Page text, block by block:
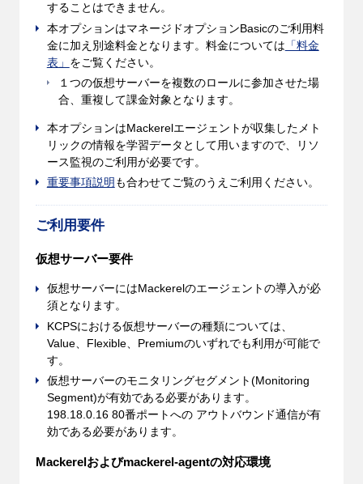
することはできません。
本オプションはマネージドオプションBasicのご利用料
金に加え別途料金となります。料金については 「料金
表」 をご覧ください。
１つの仮想サーバーを複数のロールに参加させた場
合、重複して課金対象となります。
本オプションはMackerelエージェントが収集したメト
リックの情報を学習データとして用いますので、リソ
ース監視のご利用が必要です。
重要事項説明 も合わせてご覧のうえご利用ください。
ご利用要件
仮想サーバー要件
仮想サーバーにはMackerelのエージェントの導入が必
須となります。
KCPSにおける仮想サーバーの種類については、
Value、Flexible、Premiumのいずれでも利用が可能で
す。
仮想サーバーのモニタリングセグメント(Monitoring
Segment)が有効である必要があります。
198.18.0.16 80番ポートへの アウトバウンド通信が有
効である必要があります。
Mackerelおよびmackerel-agentの対応環境